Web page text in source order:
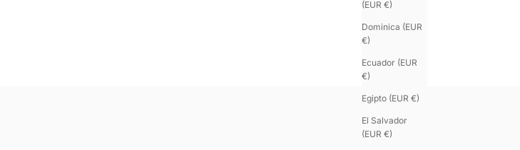
(EUR €)
Dominica (EUR
€)
Ecuador (EUR
€)
Egipto (EUR €)
El Salvador
(EUR €)